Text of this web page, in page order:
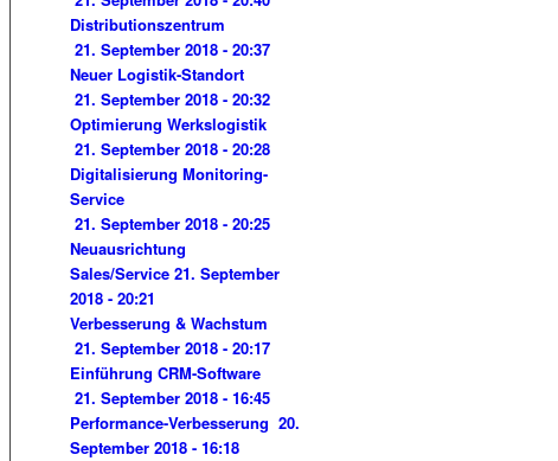
Distributionszentrum
21. September 2018 - 20:37
Neuer Logistik-Standort
21. September 2018 - 20:32
Optimierung Werkslogistik
21. September 2018 - 20:28
Digitalisierung Monitoring-
Service
21. September 2018 - 20:25
Neuausrichtung
Sales/Service21. September
2018 - 20:21
Verbesserung & Wachstum
21. September 2018 - 20:17
Einführung CRM-Software
21. September 2018 - 16:45
Performance-Verbesserung20.
September 2018 - 16:18